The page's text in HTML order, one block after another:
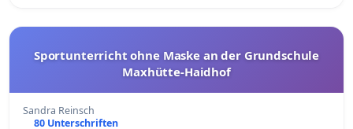
Sportunterricht ohne Maske an der Grundschule
Maxhütte-Haidhof
Sandra Reinsch
80 Unterschriften